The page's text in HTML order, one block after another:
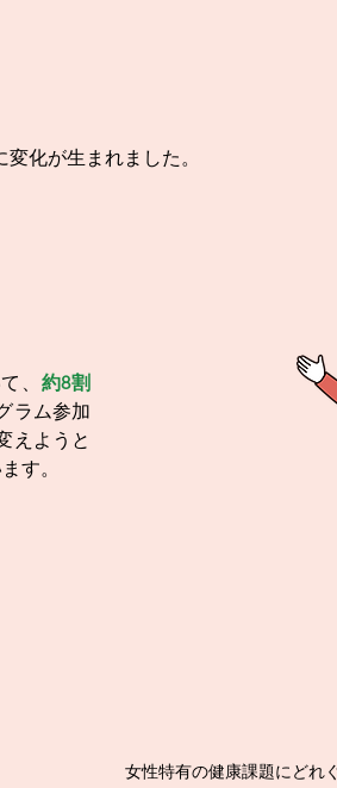
化が生まれました。
、 約8割
ラム参加
えようと
す。
女性特有の健康課題にどれ